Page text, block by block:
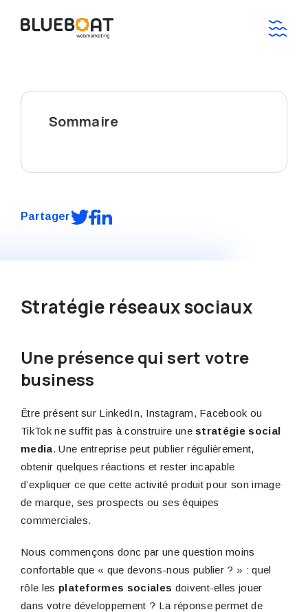
Sommaire
Partager
Stratégie réseaux sociaux
Une présence qui sert votre
business
Être présent sur LinkedIn, Instagram, Facebook ou
TikTok ne suffit pas à construire une stratégie social
media. Une entreprise peut publier régulièrement,
obtenir quelques réactions et rester incapable
d’expliquer ce que cette activité produit pour son image
de marque, ses prospects ou ses équipes
commerciales.
Nous commençons donc par une question moins
confortable que « que devons-nous publier ? » : quel
rôle les plateformes sociales doivent-elles jouer
dans votre développement ? La réponse permet de